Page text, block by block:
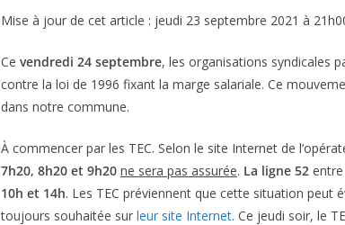
Mise à jour de cet article : jeudi 23 septembre 2021 à
Ce vendredi 24 septembre, les organisations syndicales
contre la loi de 1996 fixant la marge salariale. Ce
dans notre commune.
À commencer par les TEC. Selon le site Internet de
7h20, 8h20 et 9h20 ne sera pas assurée. La ligne 52
10h et 14h. Les TEC préviennent que cette situation peut
toujours souhaitée sur leur site Internet. Ce jeudi soir, le